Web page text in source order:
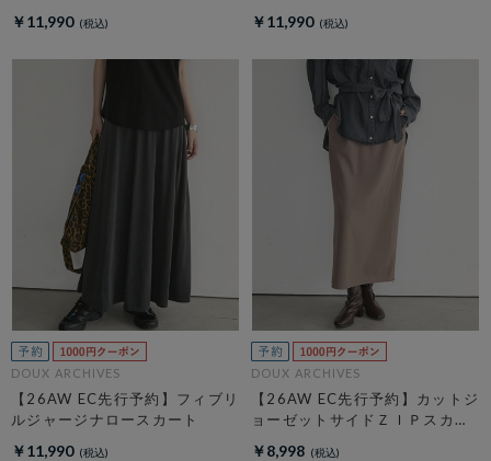
￥11,990 ￥11,990
DOUX ARCHIVES
【26AW EC先行予約】フィブリ
ルジャージナロースカート
￥11,990
DOUX ARCHIVES
【26AW EC先行予約】カットジ
ョーゼットサイドＺＩＰスカー
￥8,998